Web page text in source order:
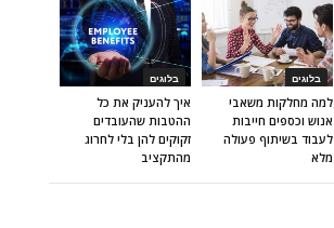
בלוגים
איך להעניק את כל
ההטבות שהעובדים
זקוקים להן בלי לחרוג
מהתקציב
בלוגים
למה מחלקות משאבי
אנוש וכספים חייבות
לעבוד בשיתוף פעולה
מלא